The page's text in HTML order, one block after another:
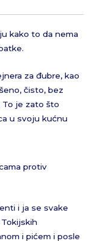
kako to da nema
za đubre, kao
čisto, bez
To je zato što
u svoju kućnu
protiv
i ja se svake
i pićem i posle